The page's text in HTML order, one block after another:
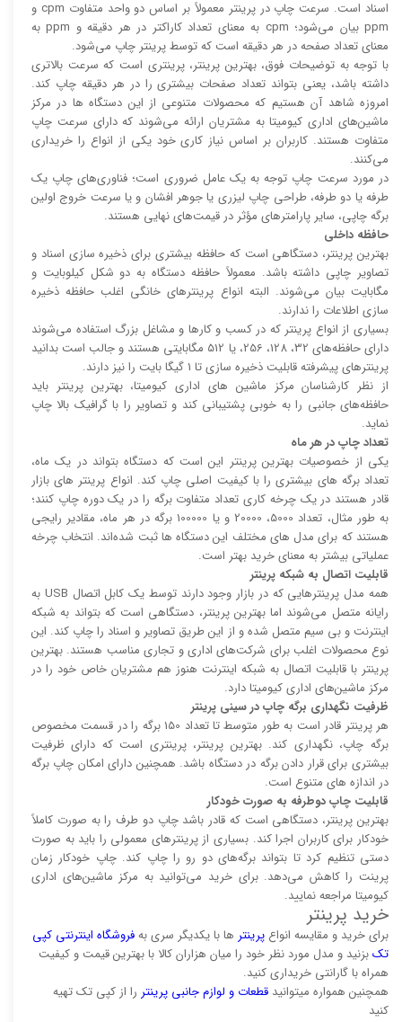
اسناد است. سرعت چاپ در پرینتر معمولاً بر اساس دو واحد متفاوت cpm و
ppm بیان می‌شود؛ cpm به معنای تعداد کاراکتر در هر دقیقه و ppm به
معنای تعداد صفحه در هر دقیقه است که توسط پرینتر چاپ می‌شود.
با توجه به توضیحات فوق، بهترین پرینتر، پرینتری است که سرعت بالا‌‌تری
داشته باشد، یعنی بتواند تعداد صفحات بیشتری را در هر دقیقه چاپ کند.
امروزه شاهد آن هستیم که محصولات متنوعی از این دستگاه ها در مرکز
ماشین‌های اداری کیومیتا به مشتریان ارائه می‌شوند که دارای سرعت چاپ
متفاوت هستند. کاربران بر اساس نیاز کاری خود یکی از انواع را خریداری
می‌کنند.
در مورد سرعت چاپ توجه به یک عامل ضروری است؛ فناوری‌های چاپ یک
طرفه یا دو طرفه، طراحی چاپ لیزری یا جوهر افشان و یا سرعت خروج اولین
برگه چاپی، سایر پارامتر‌های مؤثر در قیمت‌های نهایی هستند.
حافظه داخلی
بهترین پرینتر، دستگاهی است که حافظه بیشتری برای ذخیره سازی اسناد و
تصاویر چاپی داشته باشد. معمولاً حافظه دستگاه به دو شکل کیلوبایت و
مگابایت بیان می‌شوند. البته انواع پرینتر‌های خانگی اغلب حافظه ذخیره
سازی اطلاعات را ندارند.
بسیاری از انواع پرینتر که در کسب و کار‌ها و مشاغل بزرگ استفاده می‌شوند
دارای حافظه‌های 32، 128، 256، یا 512 مگابایتی هستند و جالب است بدانید
پرینتر‌های پیشرفته قابلیت ذخیره سازی تا 1 گیگا بایت را نیز دارند.
از نظر کارشناسان مرکز ماشین های اداری کیومیتا، بهترین پرینتر باید
حافظه‌های جانبی را به خوبی پشتیبانی کند و تصاویر را با گرافیک بالا چاپ
نماید.
تعداد چاپ در هر ماه
یکی از خصوصیات بهترین پرینتر این است که دستگاه بتواند در یک ماه،
تعداد برگه های بیشتری را با کیفیت اصلی چاپ کند. انواع پرینتر های بازار
قادر هستند در یک چرخه کاری تعداد متفاوت برگه را در یک دوره چاپ کنند؛
به طور مثال، تعداد 5000، 20000 و یا 100000 برگه در هر ماه، مقادیر رایجی
هستند که برای مدل های مختلف این دستگاه ها ثبت شده‌اند. انتخاب چرخه
عملیاتی بیشتر به معنای خرید بهتر است.
قابلیت اتصال به شبکه پرینتر
همه مدل پرینتر‌هایی که در بازار وجود دارند توسط یک کابل اتصال USB به
رایانه متصل می‌شوند اما بهترین پرینتر، دستگاهی است که بتواند به شبکه
اینترنت و بی سیم متصل شده و از این طریق تصاویر و اسناد را چاپ کند. این
نوع محصولات اغلب برای شرکت‌های اداری و تجاری مناسب هستند. بهترین
پرینتر با قابلیت اتصال به شبکه اینترنت هنوز هم مشتریان خاص خود را در
مرکز ماشین‌های اداری کیومیتا دارد.
ظرفیت نگهداری برگه چاپ در سینی پرینتر
هر پرینتر قادر است به طور متوسط تا تعداد 150 برگه را در قسمت مخصوص
برگه چاپ، نگهداری کند. بهترین پرینتر، پرینتری است که دارای ظرفیت
بیشتری برای قرار دادن برگه در دستگاه باشد. همچنین دارای امکان چاپ برگه
در اندازه های متنوع است.
قابلیت چاپ دوطرفه به صورت خودکار
بهترین پرینتر، دستگاهی است که قادر باشد چاپ دو طرف را به صورت کاملاً
خودکار برای کاربران اجرا کند. بسیاری از پرینتر‌های معمولی را باید به صورت
دستی تنظیم کرد تا بتواند برگه‌های دو رو را چاپ کند. چاپ خودکار زمان
پرینت را کاهش می‌دهد. برای خرید می‌توانید به مرکز ماشین‌های اداری
کیومیتا مراجعه نمایید.
خرید پرینتر
برای خرید و مقایسه انواع پرینتر‌ ها با یکدیگر سری بهفروشگاه اینترنتی کپی
تکبزنید و مدل مورد نظر خود را میان هزاران کالا با بهترین قیمت و کیفیت
همراه با گارانتی خریداری کنید.
همچنین همواره میتوانید قطعات و لوازم جانبی پرینتر را از کپی تک تهیه
کنید